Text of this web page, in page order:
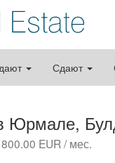
Сдают
Юрмале,
EUR / мес.